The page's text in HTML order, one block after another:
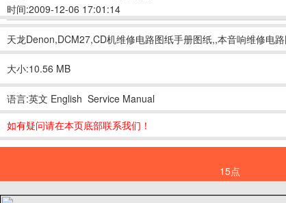
时间:2009-12-06 17:01:14
天龙Denon,DCM27,CD机维修电路图纸手册图纸,,本音响维修电
大小:10.56 MB
语言:英文 English Service Manual
如有疑问请在本页底部联系我们！
15点